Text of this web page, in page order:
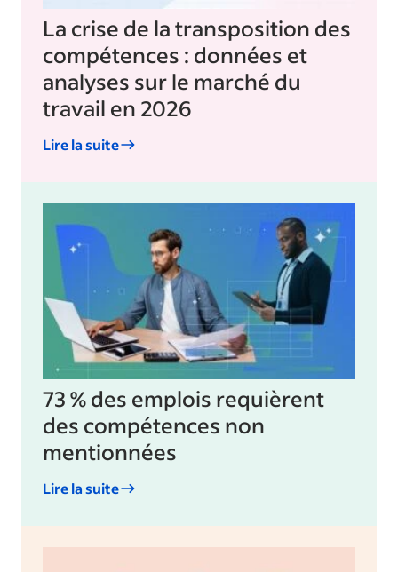
La crise de la transposition des
compétences : données et
analyses sur le marché du
travail en 2026
Lire la suite
73 % des emplois requièrent
des compétences non
mentionnées
Lire la suite